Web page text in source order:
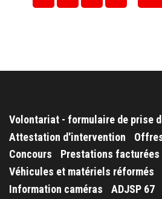
Volontariat - formulaire de prise
Attestation d'intervention
Concours
Prestations facturées
Véhicules et matériels réformés
Information caméras
ADJSP 67